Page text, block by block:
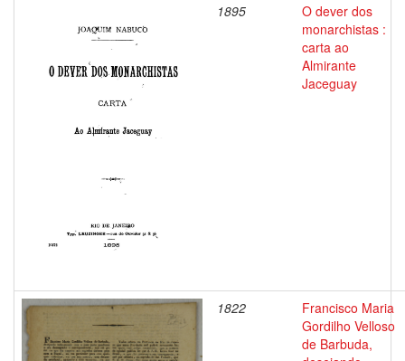
1895
O dever dos
monarchistas :
carta ao
Almirante
Jaceguay
1822
Francisco Maria
Gordilho Velloso
de Barbuda,